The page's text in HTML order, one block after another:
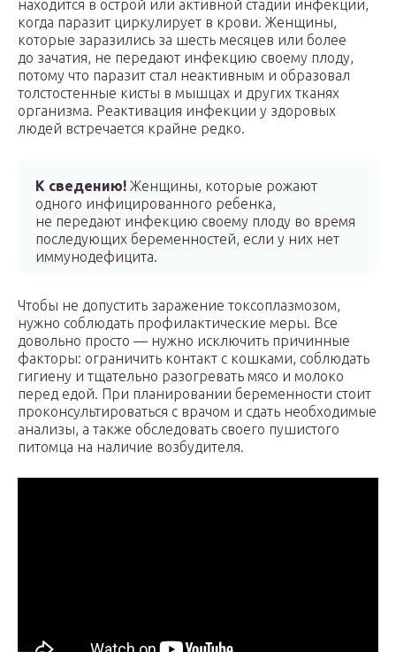
находится в острой или активной стадии инфекции,
когда паразит циркулирует в крови. Женщины,
которые заразились за шесть месяцев или более
до зачатия, не передают инфекцию своему плоду,
потому что паразит стал неактивным и образовал
толстостенные кисты в мышцах и других тканях
организма. Реактивация инфекции у здоровых
людей встречается крайне редко.
К сведению! Женщины, которые рожают
одного инфицированного ребенка,
не передают инфекцию своему плоду во время
последующих беременностей, если у них нет
иммунодефицита.
Чтобы не допустить заражение токсоплазмозом,
нужно соблюдать профилактические меры. Все
довольно просто — нужно исключить причинные
факторы: ограничить контакт с кошками, соблюдать
гигиену и тщательно разогревать мясо и молоко
перед едой. При планировании беременности стоит
проконсультироваться с врачом и сдать необходимые
анализы, а также обследовать своего пушистого
питомца на наличие возбудителя.